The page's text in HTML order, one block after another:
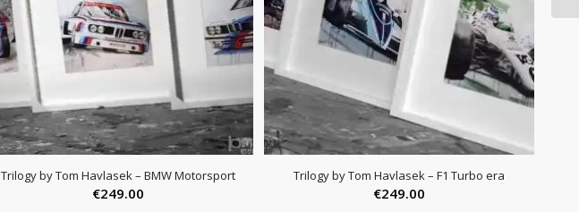
Trilogy by Tom Havlasek – BMW Motorsport
€249.00
Trilogy by Tom Havlasek – F1 Turbo era
€249.00